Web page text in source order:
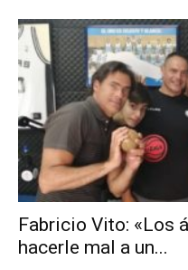
Fabricio Vito: «Los
hacerle mal a un...